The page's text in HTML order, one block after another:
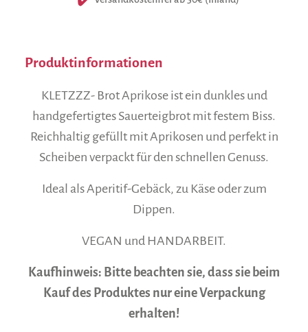
Produktinformationen
KLETZZZ- Brot Aprikose ist ein dunkles und
handgefertigtes Sauerteigbrot mit festem Biss.
Reichhaltig gefüllt mit Aprikosen und perfekt in
Scheiben verpackt für den schnellen Genuss.
Ideal als Aperitif-Gebäck, zu Käse oder zum
Dippen.
VEGAN und HANDARBEIT.
Kaufhinweis: Bitte beachten sie, dass sie beim
Kauf des Produktes nur eine Verpackung
erhalten!